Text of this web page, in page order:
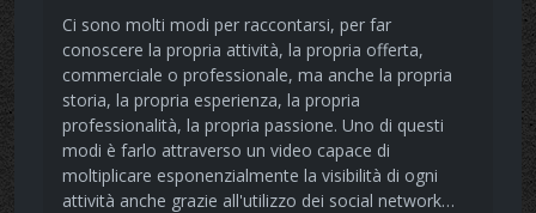
Ci sono molti modi per raccontarsi, per far
conoscere la propria attività, la propria offerta,
commerciale o professionale, ma anche la propria
storia, la propria esperienza, la propria
professionalità, la propria passione. Uno di questi
modi è farlo attraverso un video capace di
moltiplicare esponenzialmente la visibilità di ogni
attività anche grazie all'utilizzo dei social network…